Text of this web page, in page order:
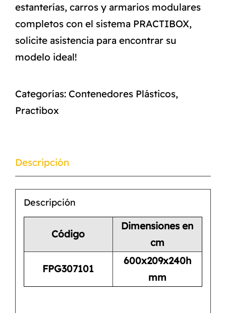
estanterías, carros y armarios modulares
completos con el sistema PRACTIBOX,
solicite asistencia para encontrar su
modelo ideal!
Categorías: Contenedores Plásticos,
Practibox
Descripción
Descripción
Código
Dimensiones en
cm
FPG307101
600x209x240h
mm